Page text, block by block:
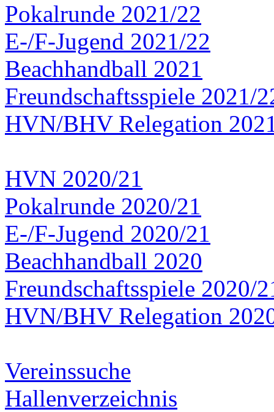
Pokalrunde 2021/22
E-/F-Jugend 2021/22
Beachhandball 2021
Freundschaftsspiele 2021/
HVN/BHV Relegation
HVN 2020/21
Pokalrunde 2020/21
E-/F-Jugend 2020/21
Beachhandball 2020
Freundschaftsspiele 2020/
HVN/BHV Relegation
Vereinssuche
Hallenverzeichnis